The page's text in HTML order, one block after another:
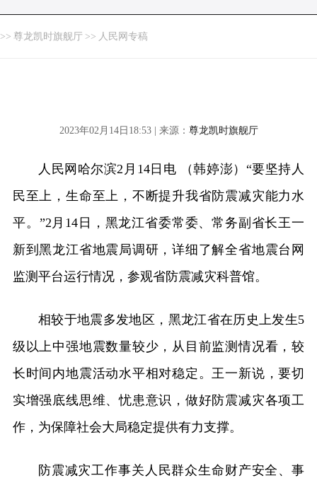
>> 尊龙凯时旗舰厅 >> 人民网专稿
2023年02月14日18:53 | 来源： 尊龙凯时旗舰厅
人民网哈尔滨2月14日电 （韩婷澎）“要坚持人
民至上，生命至上，不断提升我省防震减灾能力水
平。”2月14日，黑龙江省委常委、常务副省长王一
新到黑龙江省地震局调研，详细了解全省地震台网
监测平台运行情况，参观省防震减灾科普馆。
相较于地震多发地区，黑龙江省在历史上发生5
级以上中强地震数量较少，从目前监测情况看，较
长时间内地震活动水平相对稳定。王一新说，要切
实增强底线思维、忧患意识，做好防震减灾各项工
作，为保障社会大局稳定提供有力支撑。
防震减灾工作事关人民群众生命财产安全、事